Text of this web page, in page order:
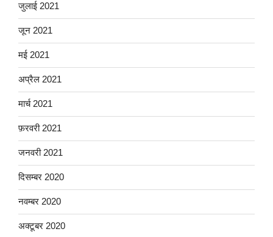
जुलाई 2021
जून 2021
मई 2021
अप्रैल 2021
मार्च 2021
फ़रवरी 2021
जनवरी 2021
दिसम्बर 2020
नवम्बर 2020
अक्टूबर 2020